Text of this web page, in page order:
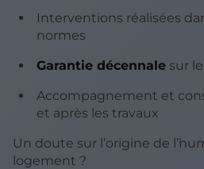
Interventions réalisées
normes
Garantie décennalesur
Accompagnement et
et après les travaux
Un doute sur l’origine de
logement ?